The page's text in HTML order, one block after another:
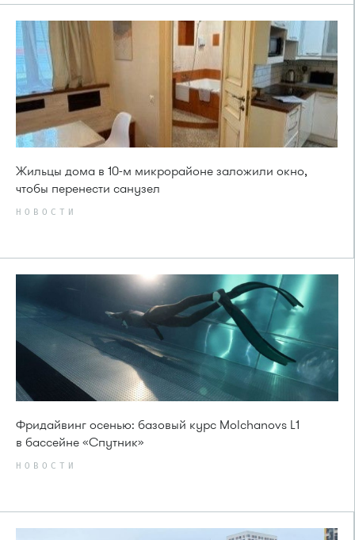
Жильцы дома в 10-м микрорайоне заложили окно,
чтобы перенести санузел
НОВОСТИ
Фридайвинг осенью: базовый курс Molchanovs L1
в бассейне «Спутник»
НОВОСТИ